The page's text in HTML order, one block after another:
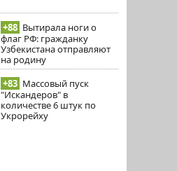
+88 Вытирала ноги о
флаг РФ: гражданку
Узбекистана отправляют
на родину
+83 Массовый пуск
"Искандеров" в
количестве 6 штук по
Укрорейху